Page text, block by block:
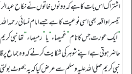
اشتراک اس بات کا ہے کہ دونوں خاتوں نے نکاح
تیسرا واقعہ بھی اسی نوعیت کا ہے جسے امام نسائی رحمہ
”ایک عورت جس کا نام”غمیصاء“یا”رمیصاء“تھا نبی
حاضر ہوتی ہے اپنے شوہر کی شکایت کرنے کہ وہ جماع
نبی کریم صلی اللہ علیہ وسلم سے عرض کیا کہ یہ جھوٹ